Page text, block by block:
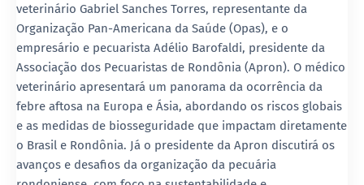
veterinário Gabriel Sanches Torres, representante da
Organização Pan-Americana da Saúde (Opas), e o
empresário e pecuarista Adélio Barofaldi, presidente da
Associação dos Pecuaristas de Rondônia (Apron). O médico
veterinário apresentará um panorama da ocorrência da
febre aftosa na Europa e Ásia, abordando os riscos globais
e as medidas de biosseguridade que impactam diretamente
o Brasil e Rondônia. Já o presidente da Apron discutirá os
avanços e desafios da organização da pecuária